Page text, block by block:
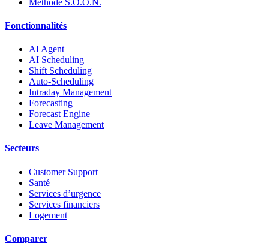
Fonctionnalités
AI Agent
AI Scheduling
Shift Scheduling
Auto-Scheduling
Intraday Management
Forecasting
Forecast Engine
Leave Management
Secteurs
Customer Support
Santé
Services d’urgence
Services financiers
Logement
Comparer